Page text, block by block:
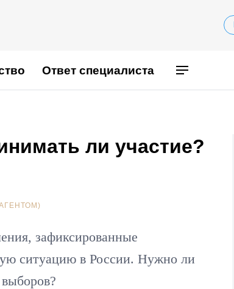
Ответ специалиста
ли участие?
зафиксированные
ситуацию в России. Нужно ли